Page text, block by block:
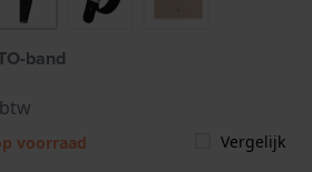
band
voorraad Vergelijk